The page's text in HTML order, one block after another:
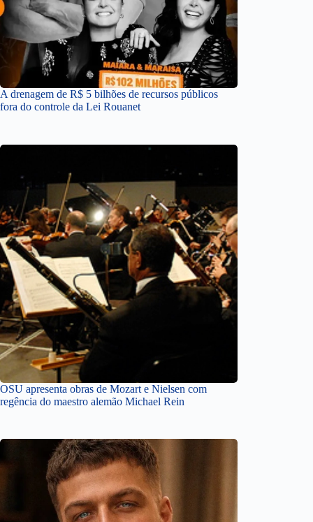
A drenagem de R$ 5 bilhões de recursos públicos
fora do controle da Lei Rouanet
OSU apresenta obras de Mozart e Nielsen com
regência do maestro alemão Michael Rein